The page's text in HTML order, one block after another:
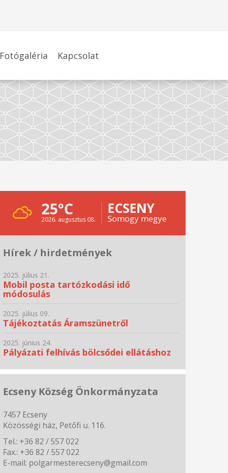
Fotógaléria Kapcsolat
25°C
2026. augusztus 08.
ECSENY
Somogy megye
Hírek / hirdetmények
2025. július 21.
Mobil posta tartózkodási idő
módosulás
2025. július 09.
Tájékoztatás Áramszünetről
2025. június 24.
Pályázati felhívás bölcsődei ellátáshoz
Ecseny Község Önkormányzata
7457 Ecseny
Közösségi ház, Petőfi u. 116.
Tel.: +36 82 / 557 022
Fax.: +36 82 / 557 022
E-mail: polgarmesterecseny@gmail.com